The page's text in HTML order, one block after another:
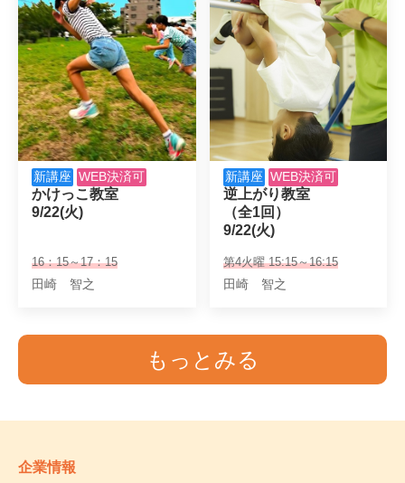
新講座 WEB決済可
かけっこ教室
9/22(火)
16：15～17：15
田崎 智之
新講座 WEB決済可
逆上がり教室
（全1回）
9/22(火)
第4火曜 15:15～16:15
田崎 智之
もっとみる
企業情報